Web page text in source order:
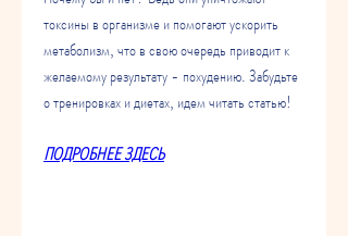
токсины в организме и помогают ускорить
метаболизм, что в свою очередь приводит к
желаемому результату - похудению. Забудьте
о тренировках и диетах, идем читать статью!
ПОДРОБНЕЕ ЗДЕСЬ